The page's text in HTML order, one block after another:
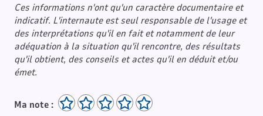
Ces informations n'ont qu'un caractère documentaire et
indicatif. L'internaute est seul responsable de l'usage et
des interprétations qu'il en fait et notamment de leur
adéquation à la situation qu'il rencontre, des résultats
qu'il obtient, des conseils et actes qu'il en déduit et/ou
émet.
Ma note :